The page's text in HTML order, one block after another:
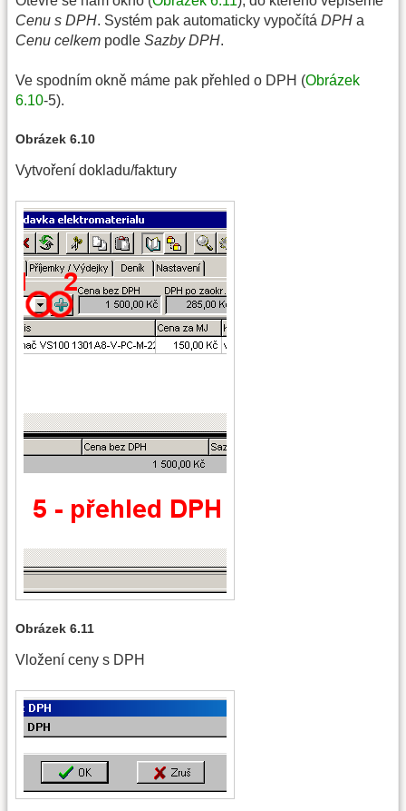
Cenu s DPH. Systém pak automaticky vypočítá DPH a
Cenu celkem podle Sazby DPH.
Ve spodním okně máme pak přehled o DPH (Obrázek
6.10-5).
Obrázek 6.10
Vytvoření dokladu/faktury
Obrázek 6.11
Vložení ceny s DPH